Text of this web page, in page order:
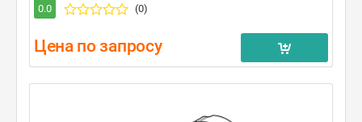
0.0
(0)
Цена по запросу